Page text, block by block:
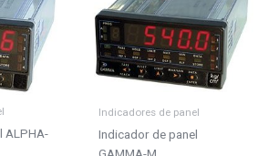
ALPHA-
tiene
múltiples
variantes.
Las
elegir
Indicadores de panel
Indicador de panel
GAMMA-M
tiene